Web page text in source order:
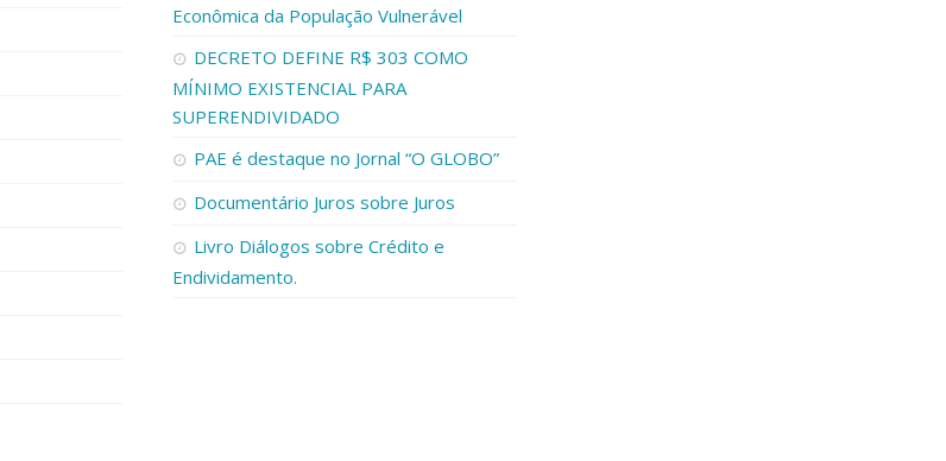
Econômica da População Vulnerável
DECRETO DEFINE R$ 303 COMO
MÍNIMO EXISTENCIAL PARA
SUPERENDIVIDADO
PAE é destaque no Jornal “O GLOBO”
Documentário Juros sobre Juros
Livro Diálogos sobre Crédito e
Endividamento.